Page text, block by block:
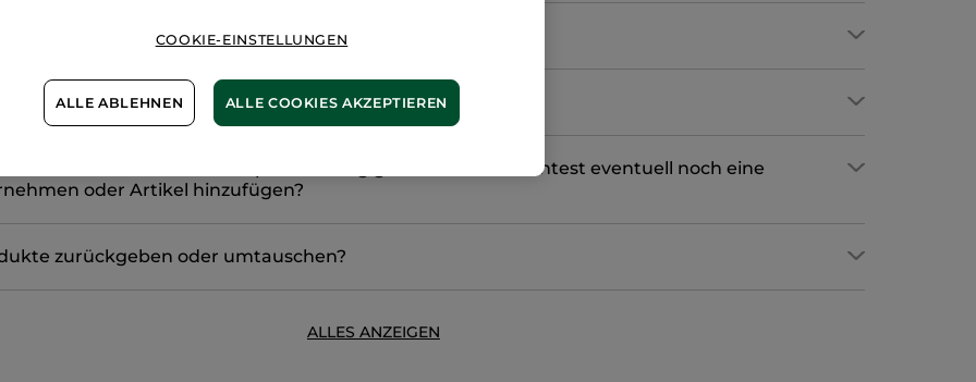
stehen mir zur Verfügung?
Fehler bei deiner Onlineshop-Bestellung gemacht und möchtest eventuell noch eine
oder Artikel hinzufügen?
zurückgeben oder umtauschen?
ALLES ANZEIGEN
COOKIE-EINSTELLUNGEN
ALLE ABLEHNEN ALLE COOKIES AKZEPTIEREN